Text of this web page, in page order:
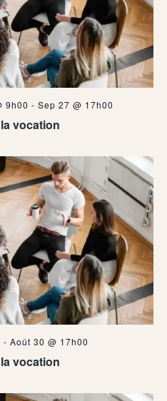
9h00 - Sep 27 @ 17h00
vocation
- Août 30 @ 17h00
vocation